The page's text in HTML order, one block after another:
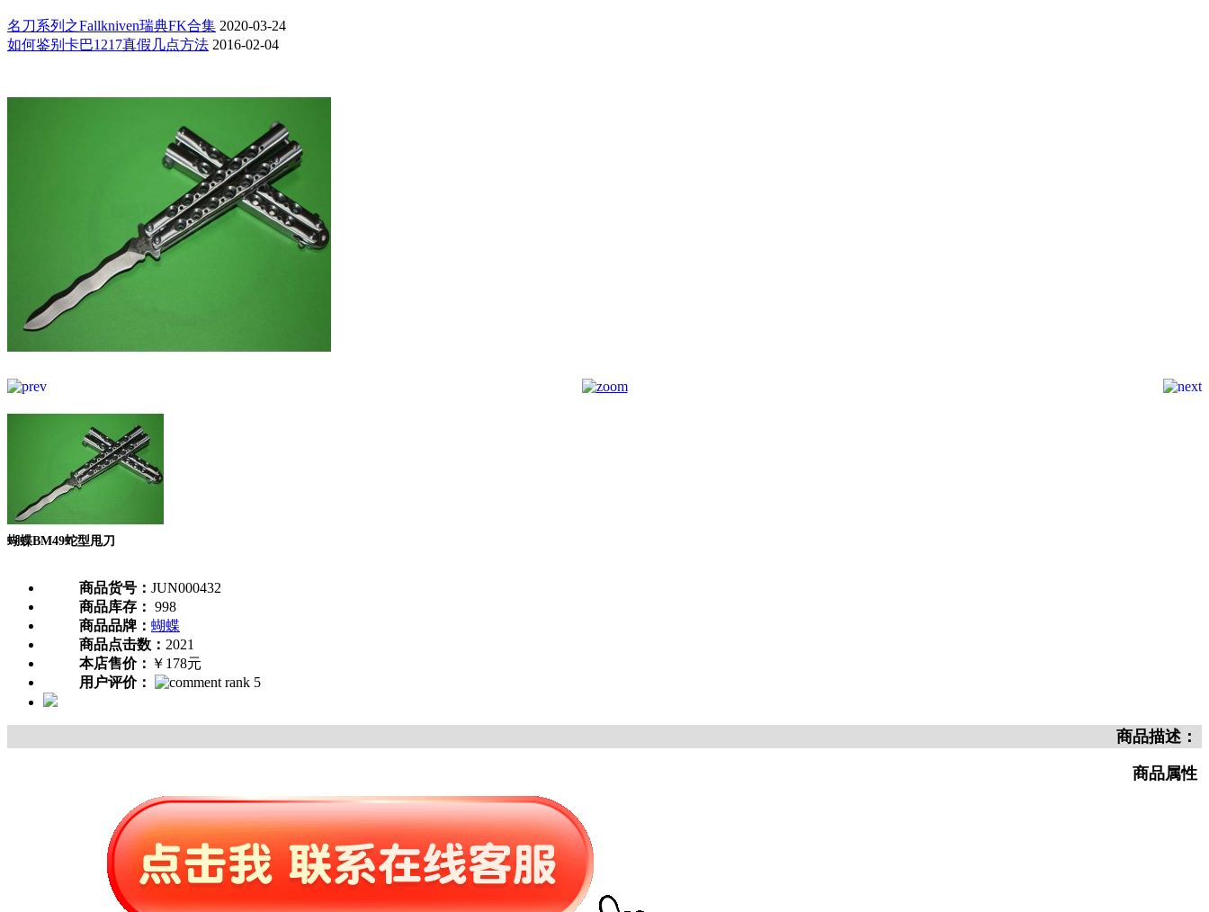
名刀系列之Fallkniven瑞典FK合集 2020-03-24
如何鉴别卡巴1217真假几点方法 2016-02-04
蝴蝶BM49蛇型甩刀
商品货号： JUN000432
商品库存： 998
商品品牌： 蝴蝶
商品点击数： 2021
本店售价： ￥178元
用户评价：
商品描述：
商品属性